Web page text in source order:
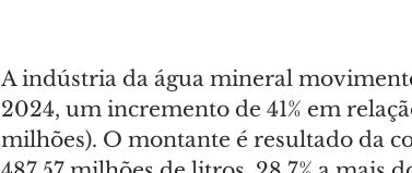
A indústria da água mineral
2024, um incremento de 41% em
milhões). O montante é resultado da